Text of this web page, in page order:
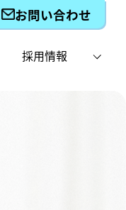
お問い合わせ
採用情報